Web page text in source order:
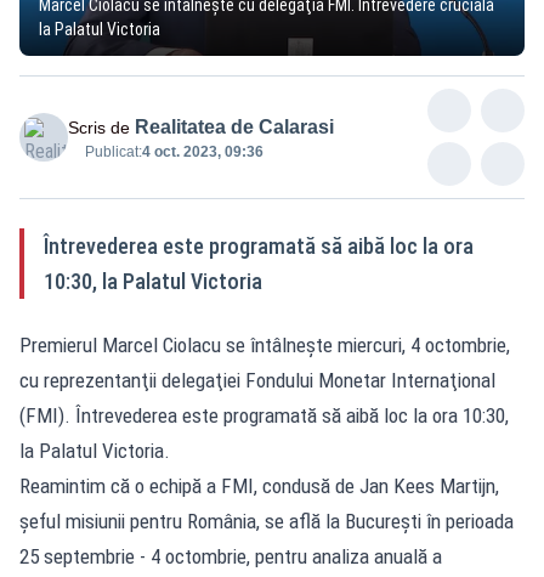
Marcel Ciolacu se întâlneşte cu delegaţia FMI. Întrevedere crucială
la Palatul Victoria
Scris de Realitatea de Calarasi
Publicat:4 oct. 2023, 09:36
Întrevederea este programată să aibă loc la ora
10:30, la Palatul Victoria
Premierul Marcel Ciolacu se întâlneşte miercuri, 4 octombrie,
cu reprezentanţii delegaţiei Fondului Monetar Internaţional
(FMI). Întrevederea este programată să aibă loc la ora 10:30,
la Palatul Victoria.
Reamintim că o echipă a FMI, condusă de Jan Kees Martijn,
şeful misiunii pentru România, se află la Bucureşti în perioada
25 septembrie - 4 octombrie, pentru analiza anuală a